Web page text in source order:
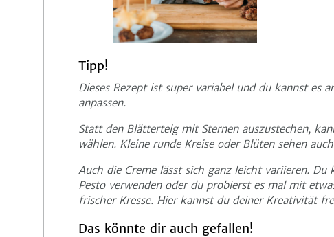
Tipp!
Dieses Rezept ist super variabel und du kannst es
anpassen.
Statt den Blätterteig mit Sternen auszustechen,
wählen. Kleine runde Kreise oder Blüten sehen
Auch die Creme lässt sich ganz leicht variieren. Du
Pesto verwenden oder du probierst es mal mit
frischer Kresse. Hier kannst du deiner Kreativität
Das könnte dir auch gefallen!